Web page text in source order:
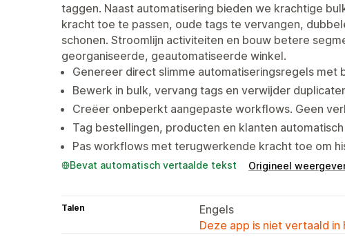
taggen. Naast automatisering bieden we krachtige
kracht toe te passen, oude tags te vervangen,
schonen. Stroomlijn activiteiten en bouw betere
georganiseerde, geautomatiseerde winkel.
Genereer direct slimme automatiseringsregels met
Bewerk in bulk, vervang tags en verwijder
Creëer onbeperkt aangepaste workflows. Geen
Tag bestellingen, producten en klanten
Pas workflows met terugwerkende kracht toe om
Bevat automatisch vertaalde tekst Origineel
Talen
Engels
Deze app is niet vertaald in